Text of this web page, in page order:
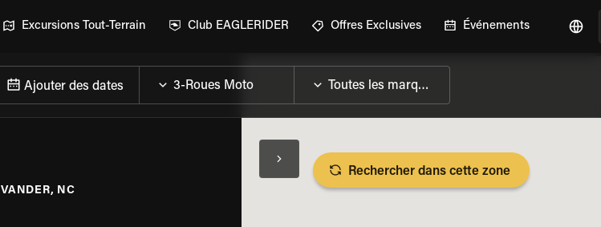
Excursions Tout-Terrain Club EAGLERIDER Offres Exclusives Événements
Ajouter des dates
VANDER, NC
Rechercher dans cette zone